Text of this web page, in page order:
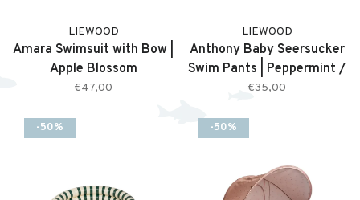
LIEWOOD
Amara Swimsuit with Bow |
Apple Blossom
€47,00
LIEWOOD
Anthony Baby Seersucker
Swim Pants | Peppermint /
Sandy
€35,00
-50% -50%